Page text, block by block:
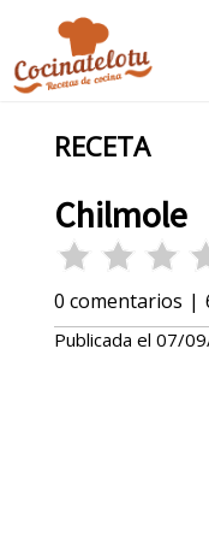
RECETA
Chilmole
0 comentarios |
Publicada el 07/